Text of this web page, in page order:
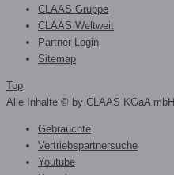
CLAAS Gruppe
CLAAS Weltweit
Partner Login
Sitemap
Top
Alle Inhalte © by CLAAS KGaA mbH
Gebrauchte
Vertriebspartnersuche
Youtube